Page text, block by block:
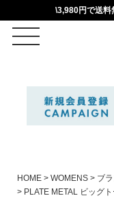
\3,980円で送料
新規会員
HOME WOMENS ブ
PLATE METAL ビッグ